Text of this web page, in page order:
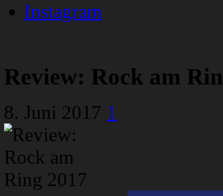
Instagram
Review: Rock am
8. Juni 2017 1